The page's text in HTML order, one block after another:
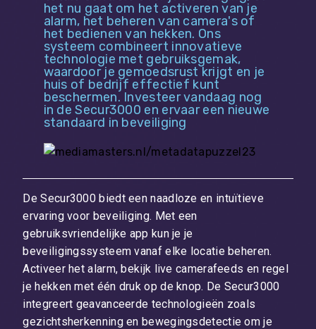
het nu gaat om het activeren van je
alarm, het beheren van camera's of
het bedienen van hekken. Ons
systeem combineert innovatieve
technologie met gebruiksgemak,
waardoor je gemoedsrust krijgt en je
huis of bedrijf effectief kunt
beschermen. Investeer vandaag nog
in de Secur3000 en ervaar een nieuwe
standaard in beveiliging
De Secur3000 biedt een naadloze en intuïtieve
ervaring voor beveiliging. Met een
gebruiksvriendelijke app kun je je
beveiligingssysteem vanaf elke locatie beheren.
Activeer het alarm, bekijk live camerafeeds en regel
je hekken met één druk op de knop. De Secur3000
integreert geavanceerde technologieën zoals
gezichtsherkenning en bewegingsdetectie om je